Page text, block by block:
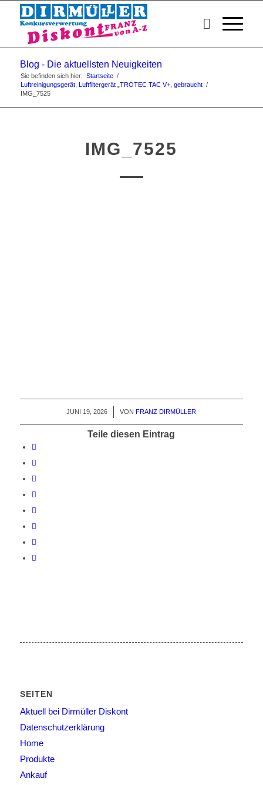
Blog - Die aktuellsten Neuigkeiten
Sie befinden sich hier: Startseite /
Luftreinigungsgerät, Luftfiltergerät „TROTEC TAC V+, gebraucht /
IMG_7525
IMG_7525
JUNI 19, 2026
/ VONFRANZ DIRMÜLLER
Teile diesen Eintrag
SEITEN
Aktuell bei Dirmüller Diskont
Datenschutzerklärung
Home
Produkte
Ankauf